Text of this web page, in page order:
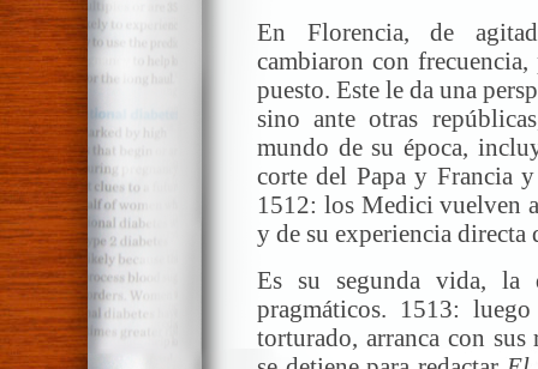
En Florencia, de
cambiaron con
puesto. Este le da una
sino ante otras
mundo de su época,
corte del Papa y Francia
1512: los Medici vuelven
y de su experiencia directa
Es su segunda vida,
pragmáticos. 1513:
torturado, arranca con